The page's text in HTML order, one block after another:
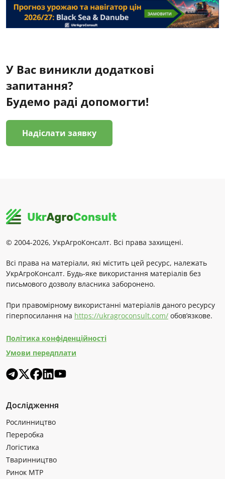
У Вас виникли додаткові
запитання?
Будемо раді допомогти!
Надіслати заявку
© 2004-2026, УкрАгроКонсалт. Всі права захищені.
Всі права на матеріали, які містить цей ресурс, належать
УкрАгроКонсалт. Будь-яке використання матеріалів без
письмового дозволу власника заборонено.
При правомірному використанні матеріалів даного ресурсу
гіперпосилання на https://ukragroconsult.com/ обов’язкове.
Політика конфіденційності
Умови передплати
Дослідження
Рослинництво
Переробка
Логістика
Тваринництво
Ринок МТР